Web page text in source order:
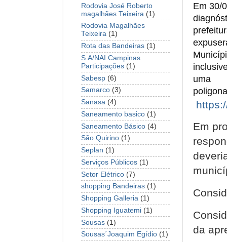
Em 30/
uma
Em
da
Rodovia José Roberto
magalhães Teixeira (1)
Rodovia Magalhães
Teixeira (1)
Rota das Bandeiras (1)
S.A/NAI Campinas
Participações (1)
Sabesp (6)
Samarco (3)
Sanasa (4)
Saneamento basico (1)
Saneamento Básico (4)
São Quirino (1)
Seplan (1)
Serviços Públicos (1)
Setor Elétrico (7)
shopping Bandeiras (1)
Shopping Galleria (1)
Shopping Iguatemi (1)
Sousas (1)
Sousas´Joaquim Egídio (1)